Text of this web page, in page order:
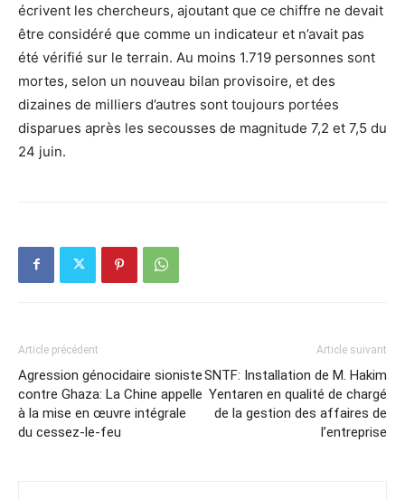
écrivent les chercheurs, ajoutant que ce chiffre ne devait
être considéré que comme un indicateur et n’avait pas
été vérifié sur le terrain. Au moins 1.719 personnes sont
mortes, selon un nouveau bilan provisoire, et des
dizaines de milliers d’autres sont toujours portées
disparues après les secousses de magnitude 7,2 et 7,5 du
24 juin.
Article précédent
Agression génocidaire sioniste
contre Ghaza: La Chine appelle
à la mise en œuvre intégrale
du cessez-le-feu
Article suivant
SNTF: Installation de M. Hakim
Yentaren en qualité de chargé
de la gestion des affaires de
l’entreprise